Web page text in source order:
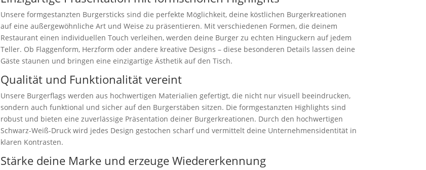
Unsere formgestanzten Burgersticks sind die perfekte Möglichkeit, deine köstlichen Burgerkreationen
auf eine außergewöhnliche Art und Weise zu präsentieren. Mit verschiedenen Formen, die deinem
Restaurant einen individuellen Touch verleihen, werden deine Burger zu echten Hinguckern auf jedem
Teller. Ob Flaggenform, Herzform oder andere kreative Designs – diese besonderen Details lassen deine
Gäste staunen und bringen eine einzigartige Ästhetik auf den Tisch.
Qualität und Funktionalität vereint
Unsere Burgerflags werden aus hochwertigen Materialien gefertigt, die nicht nur visuell beeindrucken,
sondern auch funktional und sicher auf den Burgerstäben sitzen. Die formgestanzten Highlights sind
robust und bieten eine zuverlässige Präsentation deiner Burgerkreationen. Durch den hochwertigen
Schwarz-Weiß-Druck wird jedes Design gestochen scharf und vermittelt deine Unternehmensidentität in
klaren Kontrasten.
Stärke deine Marke und erzeuge Wiedererkennung